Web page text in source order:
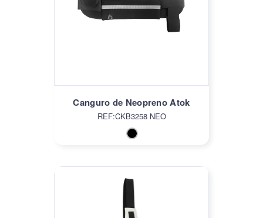
Canguro de Neopreno Atok
REF:CKB3258 NEO